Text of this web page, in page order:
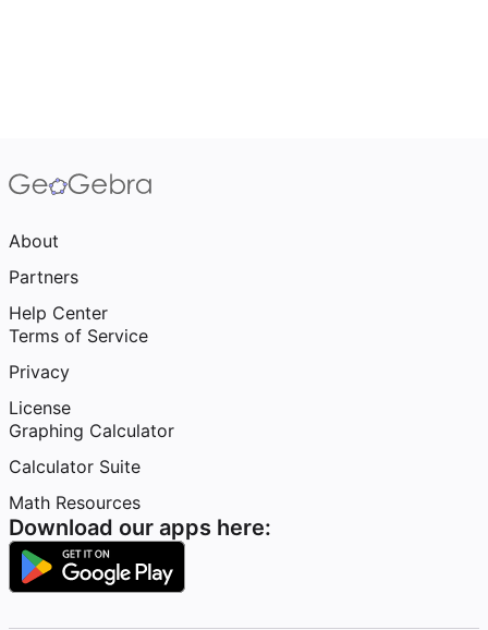
About
Partners
Help Center
Terms of Service
Privacy
License
Graphing Calculator
Calculator Suite
Math Resources
Download our apps here: